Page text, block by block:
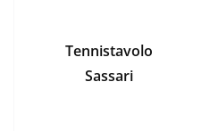
Tennistavolo
Sassari